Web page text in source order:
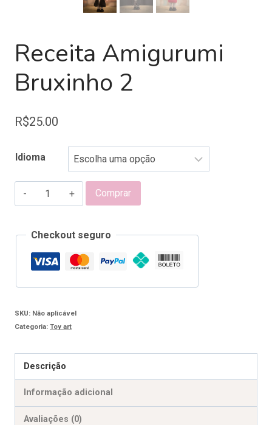
Receita Amigurumi
Bruxinho 2
R$25.00
Idioma
Receita
Bruxinho
quantidade
Comprar
Checkout seguro
SKU: Não aplicável
Categoria: Toy art
Descrição
Informação adicional
Avaliações (0)